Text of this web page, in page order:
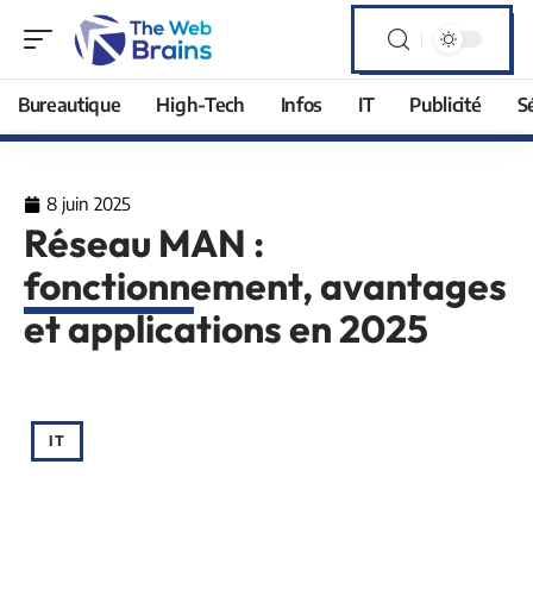
Bureautique High-Tech Infos IT Publicité
8 juin 2025
Réseau MAN :
fonctionnement, avantages
et applications en 2025
IT